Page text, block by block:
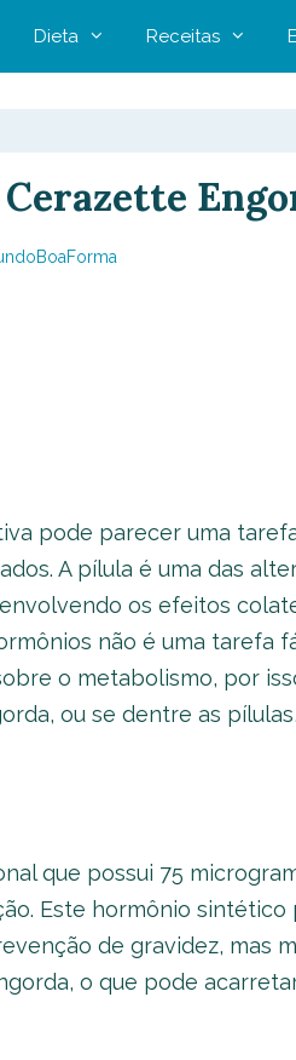
Dieta Receitas
pode parecer uma
A pílula é uma das
os efeitos
não é uma tarefa
o metabolismo, por
ou se dentre as
que possui 75
Este hormônio
de gravidez, mas
o que pode